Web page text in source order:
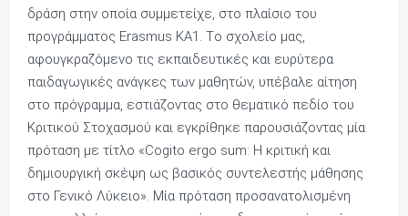
δράση στην οποία συμμετείχε, στο πλαίσιο του
προγράμματος Εrasmus KΑ1. Tο σχολείο μας,
αφουγκραζόμενο τις εκπαιδευτικές και ευρύτερα
παιδαγωγικές ανάγκες των μαθητών, υπέβαλε αίτηση
στο πρόγραμμα, εστιάζοντας στο θεματικό πεδίο του
Κριτικού Στοχασμού και εγκρίθηκε παρουσιάζοντας μία
πρόταση με τίτλο «Cogito ergo sum: Η κριτική και
δημιουργική σκέψη ως βασικός συντελεστής μάθησης
στο Γενικό Λύκειο». Μία πρόταση προσανατολισμένη